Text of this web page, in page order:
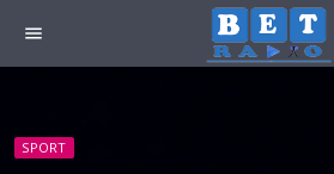
menu
SPORT